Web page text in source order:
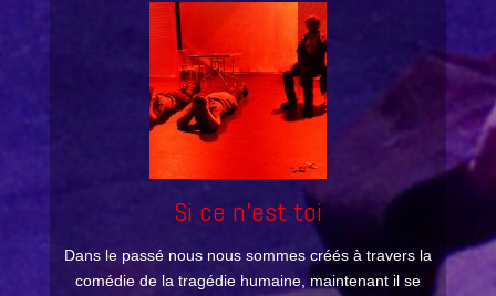
Si ce n'est toi
Dans le passé nous nous sommes créés à travers la
comédie de la tragédie humaine, maintenant il se